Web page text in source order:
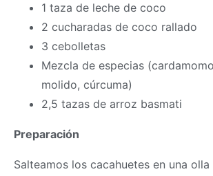
1 taza de leche de coco
2 cucharadas de coco rallado
3 cebolletas
Mezcla de especias
molido, cúrcuma)
2,5 tazas de arroz basmati
Preparación
Salteamos los cacahuetes en una